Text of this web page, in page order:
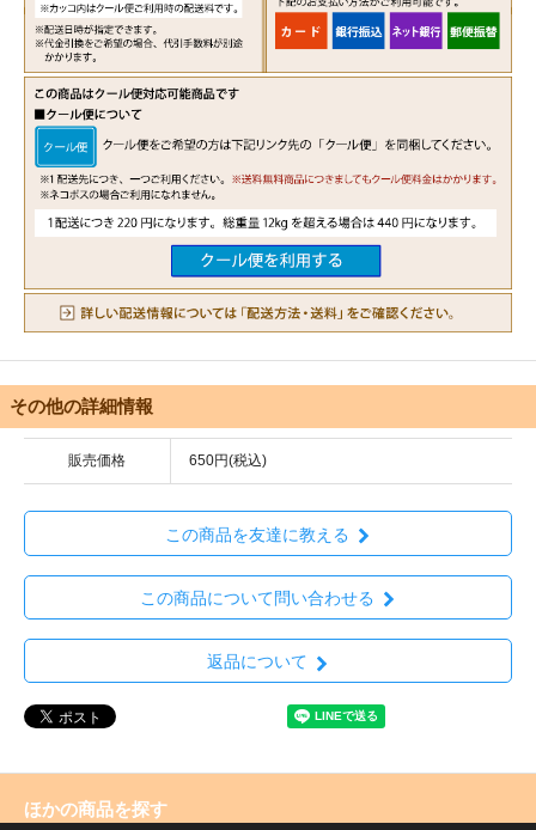
その他の詳細情報
販売価格 650円(税込)
この商品を友達に教える
この商品について問い合わせる
返品について
ほかの商品を探す